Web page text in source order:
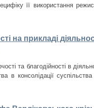
її використання
на прикладі
та благодійності в
в консолідації